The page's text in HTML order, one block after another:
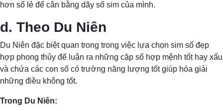
hơn số lẻ để cân bằng dãy số sim của mình.
d. Theo Du Niên
Du Niên đặc biệt quan trong trong việc lựa chọn sim số đẹp
hợp phong thủy để luận ra những cặp số hợp mệnh tốt hay xấu
và chứa các con số có trường năng lượng tốt giúp hóa giải
những điều không tốt.
Trong Du Niên: